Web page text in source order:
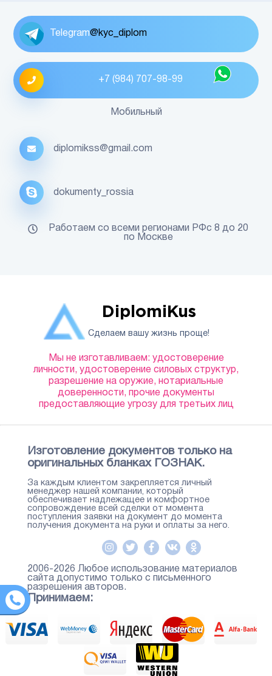
DiplomiKus
Сделаем вашу жизнь проще!
Мы не изготавливаем: удостоверение
личности, удостоверение силовых структур,
разрешение на оружие, нотариальные
доверенности, прочие документы
предоставляющие угрозу для третьих лиц
Изготовление документов только на
оригинальных бланках ГОЗНАК.
За каждым клиентом закрепляется личный
менеджер нашей компании, который
обеспечивает надлежащее и комфортное
сопровождение всей сделки от момента
поступления заявки на документ до момента
получения документа на руки и оплаты за него.
2006-2026 Любое использование материалов
сайта допустимо только с письменного
разрешения авторов.
Принимаем:
Telegram@kyc_diplom
+7 (984) 707-98-99
Мобильный
diplomikss@gmail.com
dokumenty_rossia
Работаем со всеми регионами РФс 8 до 20
по Москве